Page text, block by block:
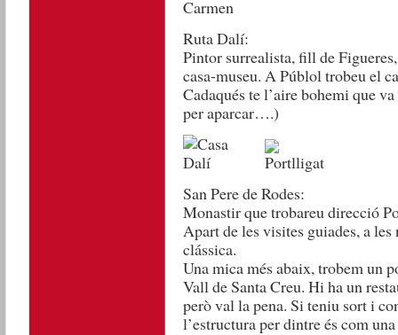
Ruta Dalí:
Pintor surrealista, fill de
casa-museu. A Públol trobeu el
Cadaqués te l’aire bohemi que
per aparcar….)
San Pere de Rodes:
Monastir que trobareu direcció
Apart de les visites guiades, a
clássica.
Una mica més abaix, trobem un
Vall de Santa Creu. Hi ha un
però val la pena. Si teniu sort i
l’estructura per dintre és com